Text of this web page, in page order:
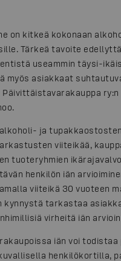
on kitkeä kokonaan
Tärkeä tavoite
useammin täysi-
myös asiakkaat
Päivittäistavarakauppa
ja
viiteikää,
tuoteryhmien
henkilön iän
viiteikä 30 vuoteen
kynnystä tarkastaa
virheitä iän
iän voi todistaa
henkilökortilla,